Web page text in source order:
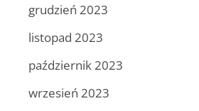
grudzień 2023
listopad 2023
październik 2023
wrzesień 2023